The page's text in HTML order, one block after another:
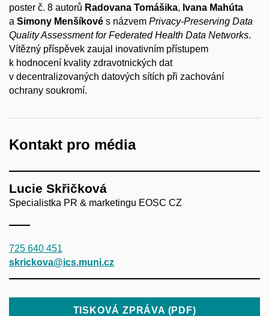
poster č. 8 autorů Radovana Tomášika, Ivana Mahúta
a Simony Menšíkové s názvem Privacy-Preserving Data
Quality Assessment for Federated Health Data Networks.
Vítězný příspěvek zaujal inovativním přístupem
k hodnocení kvality zdravotnických dat
v decentralizovaných datových sítích při zachování
ochrany soukromí.
Kontakt pro média
Lucie Skřičková
Specialistka PR & marketingu EOSC CZ
725 640 451
skrickova@ics.muni.cz
TISKOVÁ ZPRÁVA (PDF)